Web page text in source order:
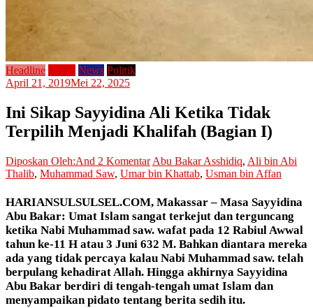
Headline News Politik
April 21, 2019Mei 22, 2025
Ini Sikap Sayyidina Ali Ketika Tidak
Terpilih Menjadi Khalifah (Bagian I)
Diposkan Oleh:And 2 Komentar Abu Bakar Asshidiq, Ali bin Abi
Thalib, Muhammad Saw, Umar bin Khattab, Usman bin Affan
HARIANSULSULSEL.COM, Makassar – Masa Sayyidina
Abu Bakar: Umat Islam sangat terkejut dan terguncang
ketika Nabi Muhammad saw. wafat pada 12 Rabiul Awwal
tahun ke-11 H atau 3 Juni 632 M. Bahkan diantara mereka
ada yang tidak percaya kalau Nabi Muhammad saw. telah
berpulang kehadirat Allah. Hingga akhirnya Sayyidina
Abu Bakar berdiri di tengah-tengah umat Islam dan
menyampaikan pidato tentang berita sedih itu.